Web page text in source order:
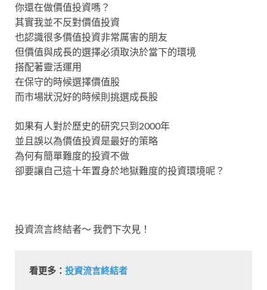
你還在做價值投資嗎？
其實我並不反對價值投資
也認識很多價值投資非常厲害的朋友
但價值與成長的選擇必須取決於當下的環境
搭配著靈活運用
在保守的時候選擇價值股
而市場狀況好的時候則挑選成長股
如果有人對於歷史的研究只到2000年
並且誤以為價值投資是最好的策略
為何有簡單難度的投資不做
卻要讓自己這十年置身於地獄難度的投資環境呢？
投資流言終結者～ 我們下次見！
看更多： 投資流言終結者